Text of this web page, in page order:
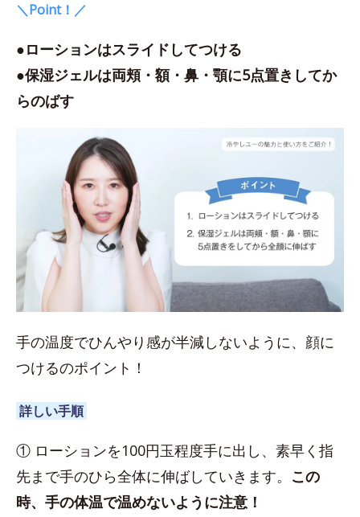
＼Point！／
●ローションはスライドしてつける
●保湿ジェルは両頬・額・鼻・顎に5点置きしてか
らのばす
手の温度でひんやり感が半減しないように、顔に
つけるのポイント！
詳しい手順
① ローションを100円玉程度手に出し、素早く指
先まで手のひら全体に伸ばしていきます。 この
時、手の体温で温めないように注意！